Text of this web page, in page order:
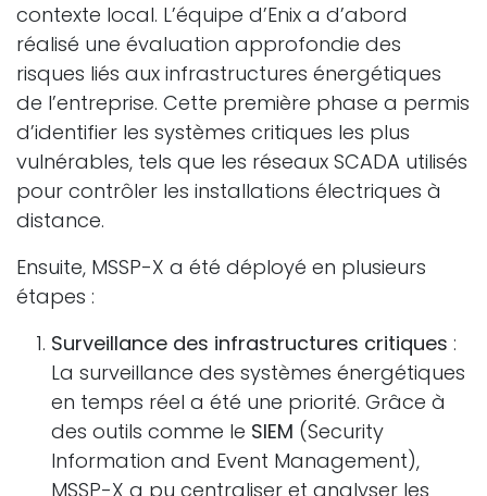
contexte local. L’équipe d’Enix a d’abord
réalisé une évaluation approfondie des
risques liés aux infrastructures énergétiques
de l’entreprise. Cette première phase a permis
d’identifier les systèmes critiques les plus
vulnérables, tels que les réseaux SCADA utilisés
pour contrôler les installations électriques à
distance.
Ensuite, MSSP-X a été déployé en plusieurs
étapes :
Surveillance des infrastructures critiques :
La surveillance des systèmes énergétiques
en temps réel a été une priorité. Grâce à
des outils comme le SIEM (Security
Information and Event Management),
MSSP-X a pu centraliser et analyser les